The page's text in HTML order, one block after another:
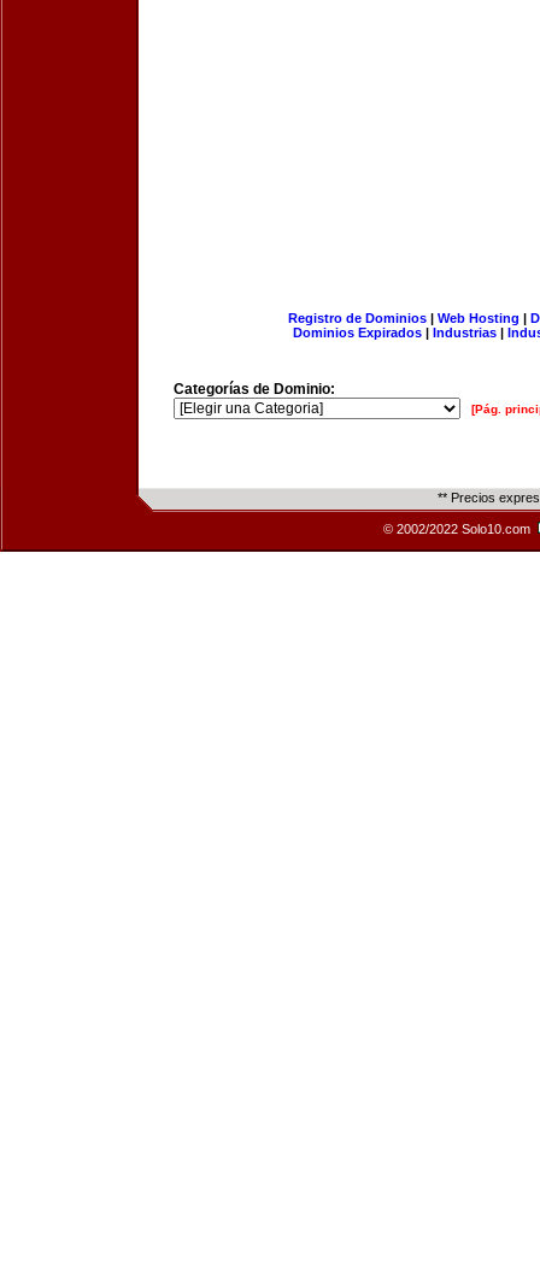
Registro de Dominios| Web Hosting |
Dominios Expirados | Industrias |
Categorías de Dominio:
[Pág.
** Precios
© 2002/2022 Solo10.com